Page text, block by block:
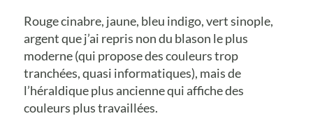
Rouge cinabre, jaune, bleu indigo, vert sinople,
argent que j’ai repris non du blason le plus
moderne (qui propose des couleurs trop
tranchées, quasi informatiques), mais de
l’héraldique plus ancienne qui affiche des
couleurs plus travaillées.